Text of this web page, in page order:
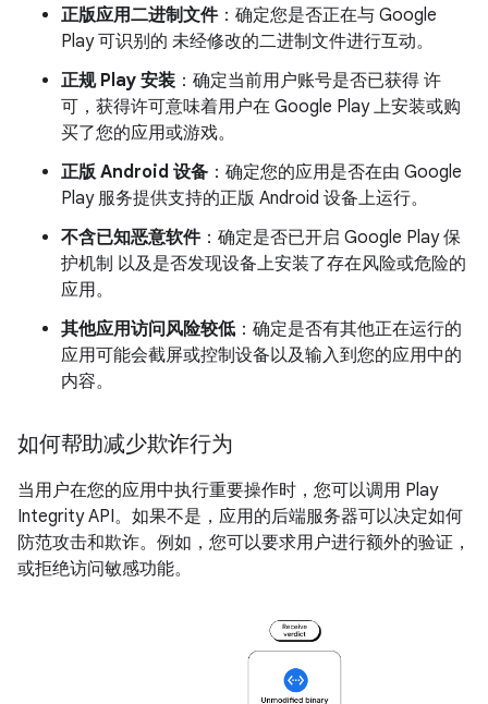
正版应用二进制文件：确定您是否正在与 Google
Play 可识别的 未经修改的二进制文件进行互动。
正规 Play 安装 ：确定当前用户账号是否已获得 许
可，获得许可意味着用户在 Google Play 上安装或购
买了您的应用或游戏。
正版 Android 设备 ：确定您的应用是否在由 Google
Play 服务提供支持的正版 Android 设备上运行。
不含已知恶意软件：确定是否已开启 Google Play 保
护机制 以及是否发现设备上安装了存在风险或危险的
应用。
其他应用访问风险较低 ：确定是否有其他正在运行的
应用可能会截屏或控制设备以及输入到您的应用中的
内容。
如何帮助减少欺诈行为
当用户在您的应用中执行重要操作时，您可以调用 Play
Integrity API。如果不是，应用的后端服务器可以决定如何
防范攻击和欺诈。例如，您可以要求用户进行额外的验证，
或拒绝访问敏感功能。